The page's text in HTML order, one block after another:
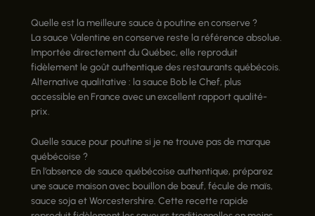
Quelle est la meilleure sauce à poutine en conserve ?
La sauce Valentine en conserve reste la référence absolue.
Importée directement du Québec, elle reproduit
fidèlement le goût authentique des restaurants québécois.
Alternative qualitative : la sauce Bob le Chef, plus
accessible en France avec un excellent rapport qualité-
prix.
Quelle sauce pour poutine si je ne trouve pas de marque
québécoise ?
En l’absence de sauce québécoise authentique, préparez
une sauce maison avec bouillon de bœuf, fécule de maïs,
sauce soja et Worcestershire. Cette recette rapide